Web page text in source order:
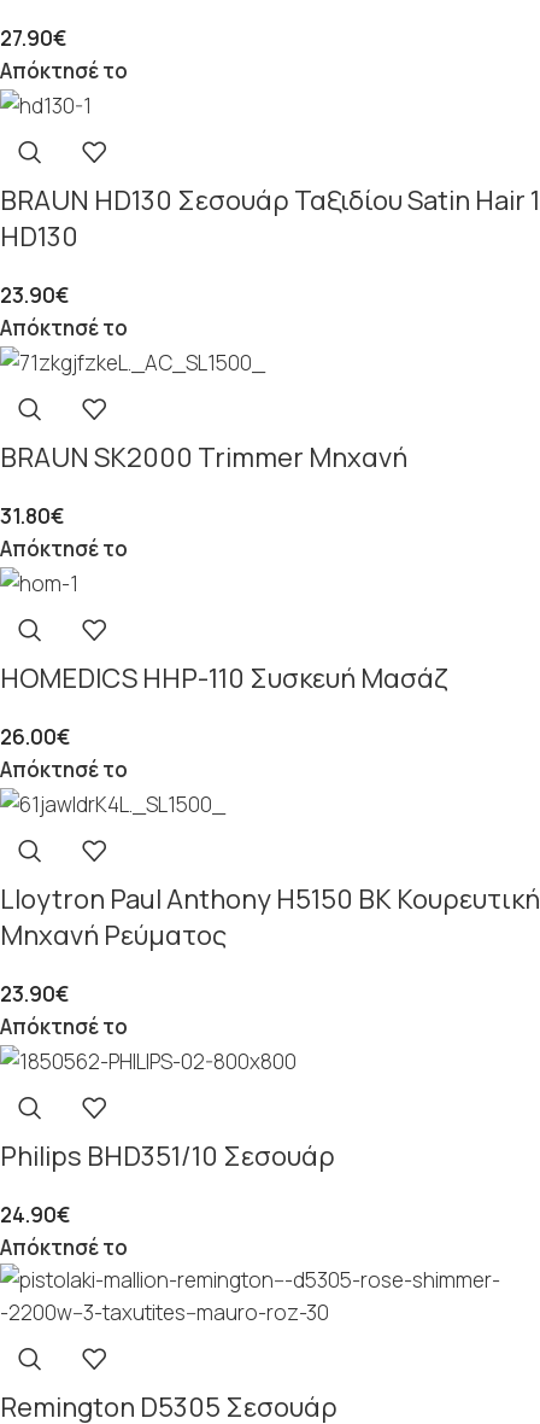
27.90€
Απόκτησέ το
BRAUN HD130 Σεσουάρ Ταξιδίου Satin Hair 1
HD130
23.90€
Απόκτησέ το
BRAUN SK2000 Trimmer Μηχανή
31.80€
Απόκτησέ το
HOMEDICS HHP-110 Συσκευή Μασάζ
26.00€
Απόκτησέ το
Lloytron Paul Anthony H5150 BK Κουρευτική
Μηχανή Ρεύματος
23.90€
Απόκτησέ το
Philips BHD351/10 Σεσουάρ
24.90€
Απόκτησέ το
Remington D5305 Σεσουάρ